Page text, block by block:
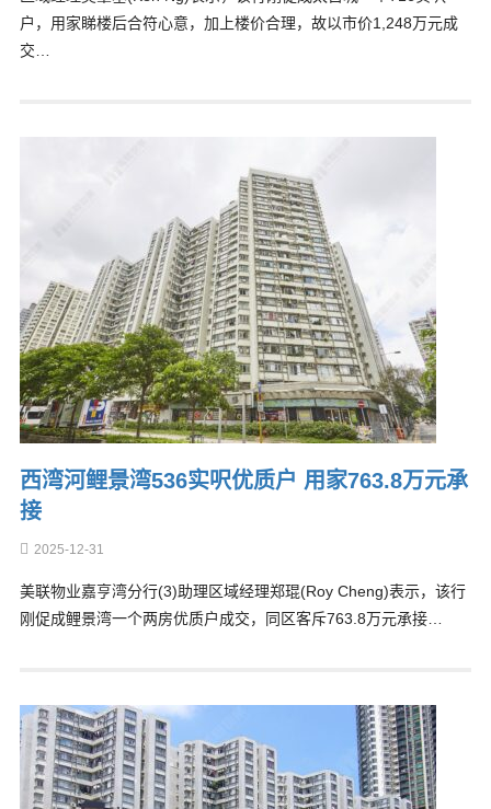
户，用家睇楼后合符心意，加上楼价合理，故以市价1,248万元成
交…
西湾河鲤景湾536实呎优质户 用家763.8万元承
接
2025-12-31
美联物业嘉亨湾分行(3)助理区域经理郑琨(Roy Cheng)表示，该行
刚促成鲤景湾一个两房优质户成交，同区客斥763.8万元承接…